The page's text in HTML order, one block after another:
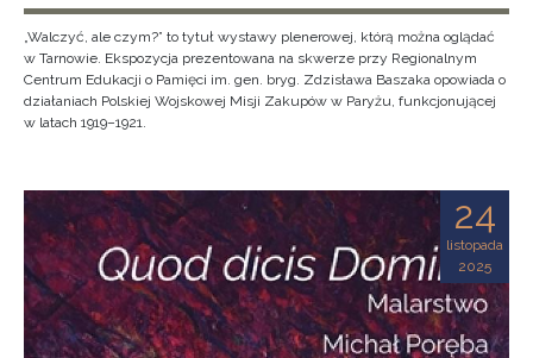
„Walczyć, ale czym?” to tytuł wystawy plenerowej, którą można oglądać
w Tarnowie. Ekspozycja prezentowana na skwerze przy Regionalnym
Centrum Edukacji o Pamięci im. gen. bryg. Zdzisława Baszaka opowiada o
działaniach Polskiej Wojskowej Misji Zakupów w Paryżu, funkcjonującej
w latach 1919–1921.
24
listopada
2025